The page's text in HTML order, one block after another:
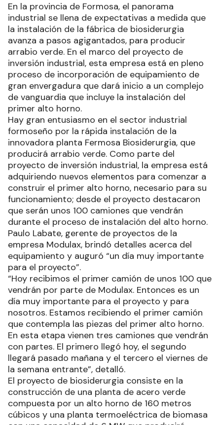
En la provincia de Formosa, el panorama
industrial se llena de expectativas a medida que
la instalación de la fábrica de biosiderurgia
avanza a pasos agigantados, para producir
arrabio verde. En el marco del proyecto de
inversión industrial, esta empresa está en pleno
proceso de incorporación de equipamiento de
gran envergadura que dará inicio a un complejo
de vanguardia que incluye la instalación del
primer alto horno.
Hay gran entusiasmo en el sector industrial
formoseño por la rápida instalación de la
innovadora planta Fermosa Biosiderurgia, que
producirá arrabio verde. Como parte del
proyecto de inversión industrial, la empresa está
adquiriendo nuevos elementos para comenzar a
construir el primer alto horno, necesario para su
funcionamiento; desde el proyecto destacaron
que serán unos 100 camiones que vendrán
durante el proceso de instalación del alto horno.
Paulo Labate, gerente de proyectos de la
empresa Modulax, brindó detalles acerca del
equipamiento y auguró “un día muy importante
para el proyecto”.
“Hoy recibimos el primer camión de unos 100 que
vendrán por parte de Modulax. Entonces es un
día muy importante para el proyecto y para
nosotros. Estamos recibiendo el primer camión
que contempla las piezas del primer alto horno.
En esta etapa vienen tres camiones que vendrán
con partes. El primero llegó hoy, el segundo
llegará pasado mañana y el tercero el viernes de
la semana entrante”, detalló.
El proyecto de biosiderurgia consiste en la
construcción de una planta de acero verde
compuesta por un alto horno de 160 metros
cúbicos y una planta termoeléctrica de biomasa